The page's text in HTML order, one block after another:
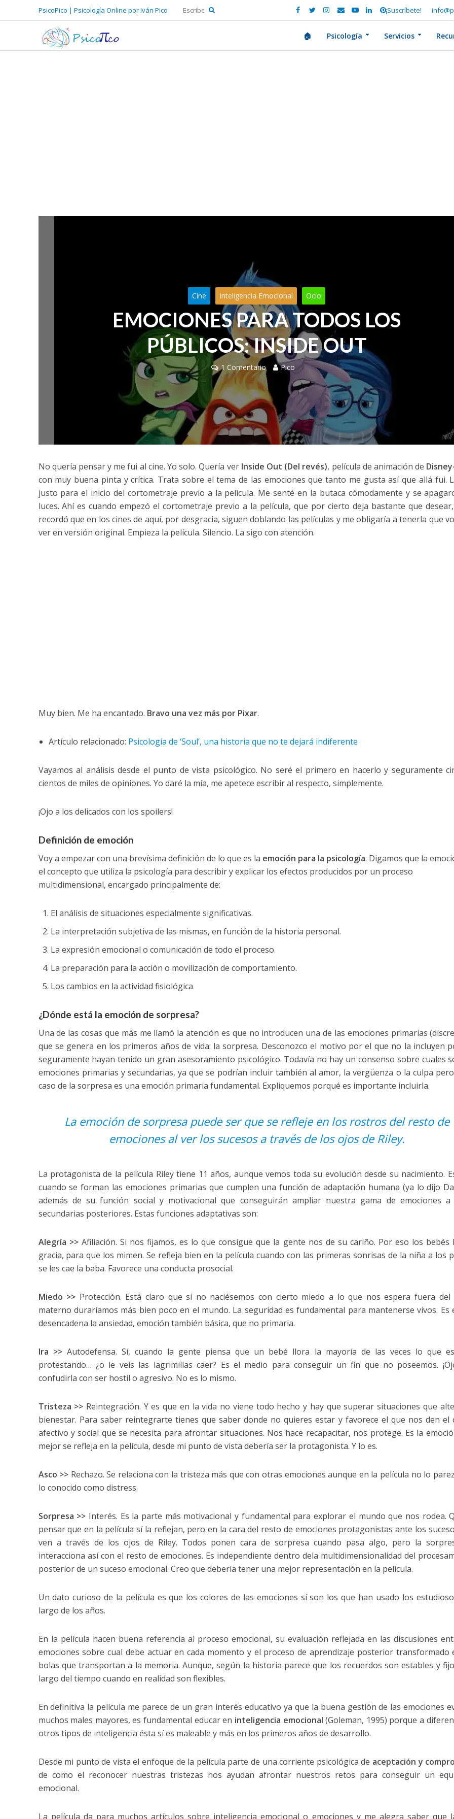
PsicoPico | Psicología Online por Iván Pico ¡Suscríbete!
🏠 Psicología Servicios
Cine Inteligencia Emocional Ocio
EMOCIONES PARA TODOS LOS
PÚBLICOS: INSIDE OUT
1 Comentario Pico
No quería pensar y me fui al cine. Yo solo. Quería ver Inside Out (Del revés), película de animación de
con muy buena pinta y crítica. Trata sobre el tema de las emociones que tanto me gusta así que allá fui.
justo para el inicio del cortometraje previo a la película. Me senté en la butaca cómodamente y se
luces. Ahí es cuando empezó el cortometraje previo a la película, que por cierto deja bastante que
recordó que en los cines de aquí, por desgracia, siguen doblando las películas y me obligaría a tenerla que
ver en versión original. Empieza la película. Silencio. La sigo con atención.
Muy bien. Me ha encantado. Bravo una vez más por Pixar.
Artículo relacionado: Psicología de ‘Soul’, una historia que no te dejará indiferente
Vayamos al análisis desde el punto de vista psicológico. No seré el primero en hacerlo y seguramente
cientos de miles de opiniones. Yo daré la mía, me apetece escribir al respecto, simplemente.
¡Ojo a los delicados con los spoilers!
Definición de emoción
Voy a empezar con una brevísima definición de lo que es la emoción para la psicología. Digamos que la
el concepto que utiliza la psicología para describir y explicar los efectos producidos por un proceso
multidimensional, encargado principalmente de:
El análisis de situaciones especialmente significativas.
La interpretación subjetiva de las mismas, en función de la historia personal.
La expresión emocional o comunicación de todo el proceso.
La preparación para la acción o movilización de comportamiento.
Los cambios en la actividad fisiológica
¿Dónde está la emoción de sorpresa?
Una de las cosas que más me llamó la atención es que no introducen una de las emociones primarias
que se genera en los primeros años de vida: la sorpresa. Desconozco el motivo por el que no la incluyen
seguramente hayan tenido un gran asesoramiento psicológico. Todavía no hay un consenso sobre cuales
emociones primarias y secundarias, ya que se podrían incluir también al amor, la vergüenza o la culpa
caso de la sorpresa es una emoción primaria fundamental. Expliquemos porqué es importante incluirla.
La emoción de sorpresa puede ser que se refleje en los rostros del resto de
emociones al ver los sucesos a través de los ojos de Riley.
La protagonista de la película Riley tiene 11 años, aunque vemos toda su evolución desde su nacimiento.
cuando se forman las emociones primarias que cumplen una función de adaptación humana (ya lo dijo
además de su función social y motivacional que conseguirán ampliar nuestra gama de emociones a
secundarias posteriores. Estas funciones adaptativas son:
Alegría >>Afiliación. Si nos fijamos, es lo que consigue que la gente nos de su cariño. Por eso los bebés
gracia, para que los mimen. Se refleja bien en la película cuando con las primeras sonrisas de la niña a los
se les cae la baba. Favorece una conducta prosocial.
Miedo >> Protección. Está claro que si no naciésemos con cierto miedo a lo que nos espera fuera del
materno duraríamos más bien poco en el mundo. La seguridad es fundamental para mantenerse vivos. Es
desencadena la ansiedad, emoción también básica, que no primaria.
Ira >>Autodefensa. Sí, cuando la gente piensa que un bebé llora la mayoría de las veces lo que
protestando… ¿o le veis las lagrimillas caer? Es el medio para conseguir un fin que no poseemos.
confudirla con ser hostil o agresivo. No es lo mismo.
Tristeza >> Reintegración. Y es que en la vida no viene todo hecho y hay que superar situaciones que
bienestar. Para saber reintegrarte tienes que saber donde no quieres estar y favorece el que nos den el
afectivo y social que se necesita para afrontar situaciones. Nos hace recapacitar, nos protege. Es la
mejor se refleja en la película, desde mi punto de vista debería ser la protagonista. Y lo es.
Asco >> Rechazo. Se relaciona con la tristeza más que con otras emociones aunque en la película no lo
lo conocido como distress.
Sorpresa >> Interés. Es la parte más motivacional y fundamental para explorar el mundo que nos rodea.
pensar que en la película sí la reflejan, pero en la cara del resto de emociones protagonistas ante los
ven a través de los ojos de Riley. Todos ponen cara de sorpresa cuando pasa algo, pero la
interacciona así con el resto de emociones. Es independiente dentro dela multidimensionalidad del
posterior de un suceso emocional. Creo que debería tener una mejor representación en la película.
Un dato curioso de la película es que los colores de las emociones sí son los que han usado los
largo de los años.
En la película hacen buena referencia al proceso emocional, su evaluación reflejada en las discusiones
emociones sobre cual debe actuar en cada momento y el proceso de aprendizaje posterior transformado
bolas que transportan a la memoria. Aunque, según la historia parece que los recuerdos son estables y
largo del tiempo cuando en realidad son flexibles.
En definitiva la película me parece de un gran interés educativo ya que la buena gestión de las emociones
muchos males mayores, es fundamental educar en inteligencia emocional (Goleman, 1995) porque a
otros tipos de inteligencia ésta sí es maleable y más en los primeros años de desarrollo.
Desde mi punto de vista el enfoque de la película parte de una corriente psicológica de aceptación y
de como el reconocer nuestras tristezas nos ayudan afrontar nuestros retos para conseguir un
emocional.
La película da para muchos artículos sobre inteligencia emocional o emociones y me alegra saber que